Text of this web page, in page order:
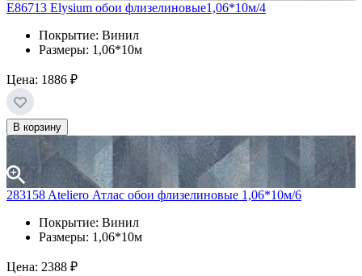
Е86713 Elysium обои флизелиновые1,06*10м/4
Покрытие: Винил
Размеры: 1,06*10м
Цена: 1886 ₽
В корзину
283158 Ateliero Атлас обои флизелиновые 1,06*10м/6
Покрытие: Винил
Размеры: 1,06*10м
Цена: 2388 ₽